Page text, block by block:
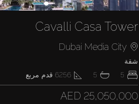
Cavalli Casa Tower
Dubai Media City
شقة
5
5
6256 قدم مربع
AED 25,050,000